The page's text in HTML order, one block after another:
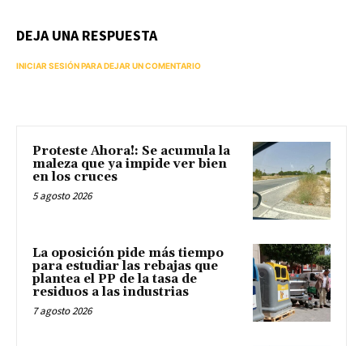
DEJA UNA RESPUESTA
INICIAR SESIÓN PARA DEJAR UN COMENTARIO
Proteste Ahora!: Se acumula la
maleza que ya impide ver bien
en los cruces
5 agosto 2026
La oposición pide más tiempo
para estudiar las rebajas que
plantea el PP de la tasa de
residuos a las industrias
7 agosto 2026